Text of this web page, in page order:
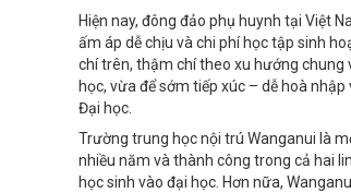
Hiện nay, đông đảo phụ huynh tại Việt
ấm áp dễ chịu và chi phí học tập sinh
chí trên, thậm chí theo xu hướng
học, vừa để sớm tiếp xúc – dễ hoà
Đại học.
Trường trung học nội trú Wanganui là
nhiều năm và thành công trong cả hai
học sinh vào đại học. Hơn nữa,